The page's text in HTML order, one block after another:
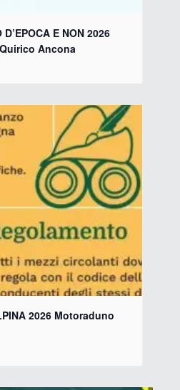
E NON 2026
Ancona
2026 Motoraduno